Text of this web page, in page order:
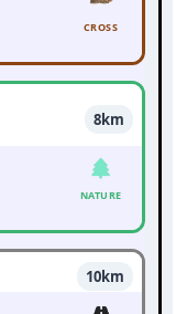
CROSS
8km
NATURE
10km